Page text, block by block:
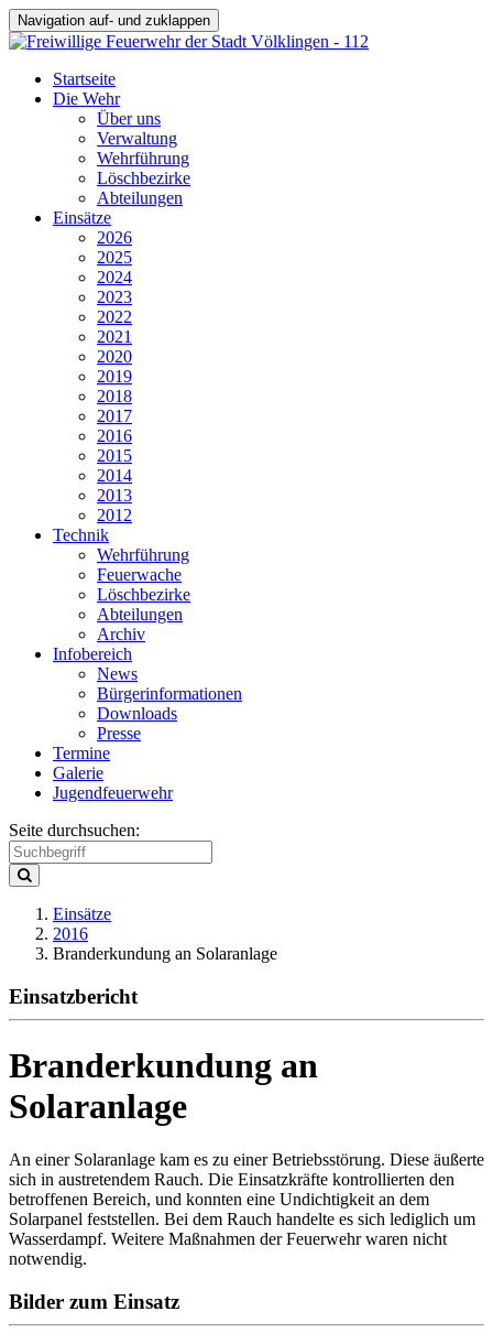
Navigation auf- und zuklappen
Startseite
Die Wehr
Über uns
Verwaltung
Wehrführung
Löschbezirke
Abteilungen
Einsätze
2026
2025
2024
2023
2022
2021
2020
2019
2018
2017
2016
2015
2014
2013
2012
Technik
Wehrführung
Feuerwache
Löschbezirke
Abteilungen
Archiv
Infobereich
News
Bürgerinformationen
Downloads
Presse
Termine
Galerie
Jugendfeuerwehr
Seite durchsuchen:
Einsätze
2016
Branderkundung an Solaranlage
Einsatzbericht
Branderkundung an
Solaranlage
An einer Solaranlage kam es zu einer Betriebsstörung. Diese äußerte
sich in austretendem Rauch. Die Einsatzkräfte kontrollierten den
betroffenen Bereich, und konnten eine Undichtigkeit an dem
Solarpanel feststellen. Bei dem Rauch handelte es sich lediglich um
Wasserdampf. Weitere Maßnahmen der Feuerwehr waren nicht
notwendig.
Bilder zum Einsatz